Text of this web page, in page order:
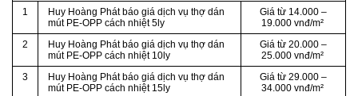
1
Huy Hoàng Phát báo giá dịch vụ thợ dán
mút PE-OPP cách nhiệt 5ly
Giá từ 14.000 –
19.000 vnđ/m²
2
Huy Hoàng Phát báo giá dịch vụ thợ dán
mút PE-OPP cách nhiệt 10ly
Giá từ 20.000 –
25.000 vnđ/m²
3
Huy Hoàng Phát báo giá dịch vụ thợ dán
mút PE-OPP cách nhiệt 15ly
Giá từ 29.000 –
34.000 vnđ/m²